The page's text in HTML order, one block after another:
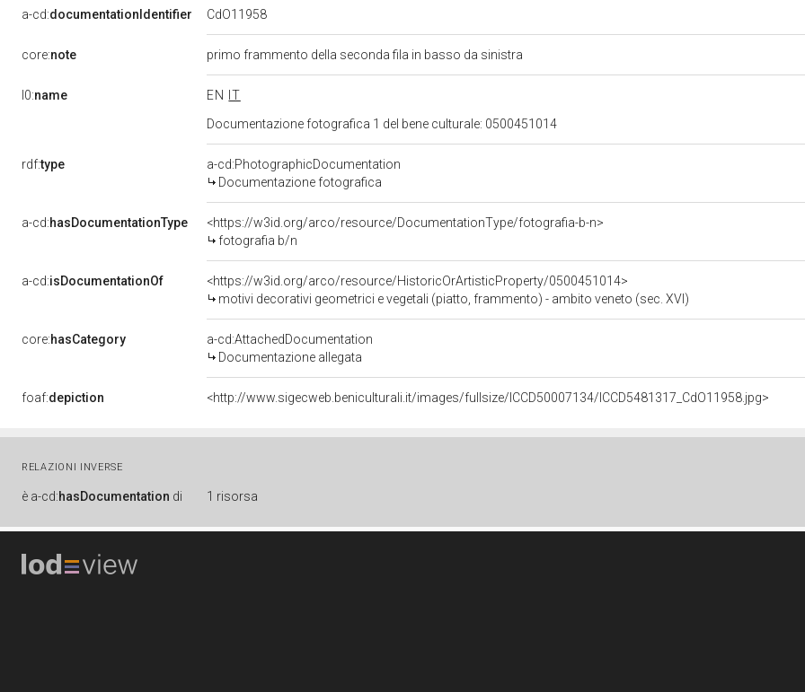
a-cd:documentationIdentifier CdO11958
core:note primo frammento della seconda fila in basso da sinistra
l0:name EN
IT
Documentazione fotografica 1 del bene culturale: 0500451014
rdf:type
a-cd:PhotographicDocumentation
Documentazione fotografica
a-cd:hasDocumentationType
<https://w3id.org/arco/resource/DocumentationType/fotografia-b-n>
fotografia b/n
a-cd:isDocumentationOf
<https://w3id.org/arco/resource/HistoricOrArtisticProperty/0500451014>
motivi decorativi geometrici e vegetali (piatto, frammento) - ambito veneto (sec. XVI)
core:hasCategory
a-cd:AttachedDocumentation
Documentazione allegata
foaf:depiction <http://www.sigecweb.beniculturali.it/images/fullsize/ICCD50007134/ICCD5481317_CdO11958.jpg>
RELAZIONI INVERSE
è a-cd:hasDocumentation di 1 risorsa